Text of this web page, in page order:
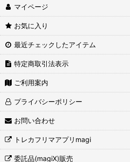
マイページ
お気に入り
最近チェックしたアイテム
特定商取引法表示
ご利用案内
プライバシーポリシー
お問い合わせ
トレカフリマアプリmagi
委託品(magiX)販売